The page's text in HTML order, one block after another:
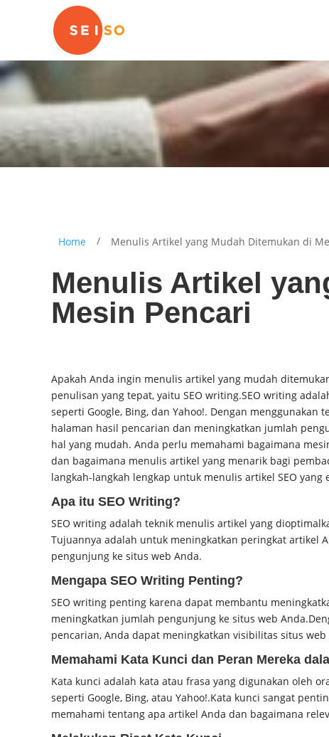
Home / Menulis Artikel yang Mudah Ditemukan di
Menulis Artikel
Mesin Pencari
Apakah Anda ingin menulis artikel yang mudah
penulisan yang tepat, yaitu SEO writing.SEO writing
seperti Google, Bing, dan Yahoo!. Dengan
halaman hasil pencarian dan meningkatkan jumlah
hal yang mudah. Anda perlu memahami bagaimana
dan bagaimana menulis artikel yang menarik bagi
langkah-langkah lengkap untuk menulis artikel SEO
Apa itu SEO Writing?
SEO writing adalah teknik menulis artikel yang
Tujuannya adalah untuk meningkatkan peringkat artikel
pengunjung ke situs web Anda.
Mengapa SEO Writing Penting?
SEO writing penting karena dapat membantu
meningkatkan jumlah pengunjung ke situs web Anda.
pencarian, Anda dapat meningkatkan visibilitas situs
Memahami Kata Kunci dan Peran Mereka
Kata kunci adalah kata atau frasa yang digunakan oleh
seperti Google, Bing, atau Yahoo!.Kata kunci sangat
memahami tentang apa artikel Anda dan bagaimana